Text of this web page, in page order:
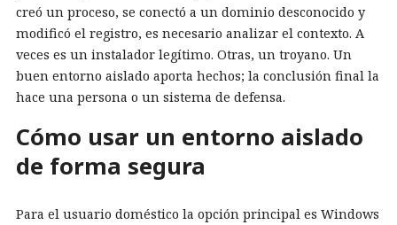
creó un proceso, se conectó a un dominio desconocido y
modificó el registro, es necesario analizar el contexto. A
veces es un instalador legítimo. Otras, un troyano. Un
buen entorno aislado aporta hechos; la conclusión final la
hace una persona o un sistema de defensa.
Cómo usar un entorno aislado
de forma segura
Para el usuario doméstico la opción principal es Windows